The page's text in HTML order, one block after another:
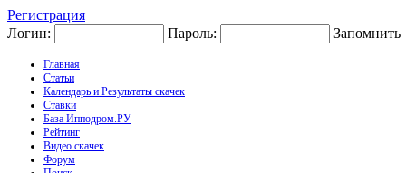
Регистрация
Логин:
Пароль: Запомнить
Главная
Статьи
Календарь и Результаты скачек
Ставки
База Ипподром.РУ
Рейтинг
Видео скачек
Форум